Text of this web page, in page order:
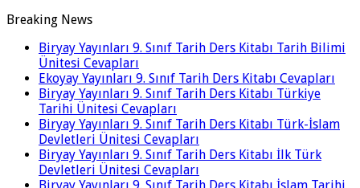
Breaking News
Biryay Yayınları 9. Sınıf Tarih Ders Kitabı Tarih Bilimi
Ünitesi Cevapları
Ekoyay Yayınları 9. Sınıf Tarih Ders Kitabı Cevapları
Biryay Yayınları 9. Sınıf Tarih Ders Kitabı Türkiye
Tarihi Ünitesi Cevapları
Biryay Yayınları 9. Sınıf Tarih Ders Kitabı Türk-İslam
Devletleri Ünitesi Cevapları
Biryay Yayınları 9. Sınıf Tarih Ders Kitabı İlk Türk
Devletleri Ünitesi Cevapları